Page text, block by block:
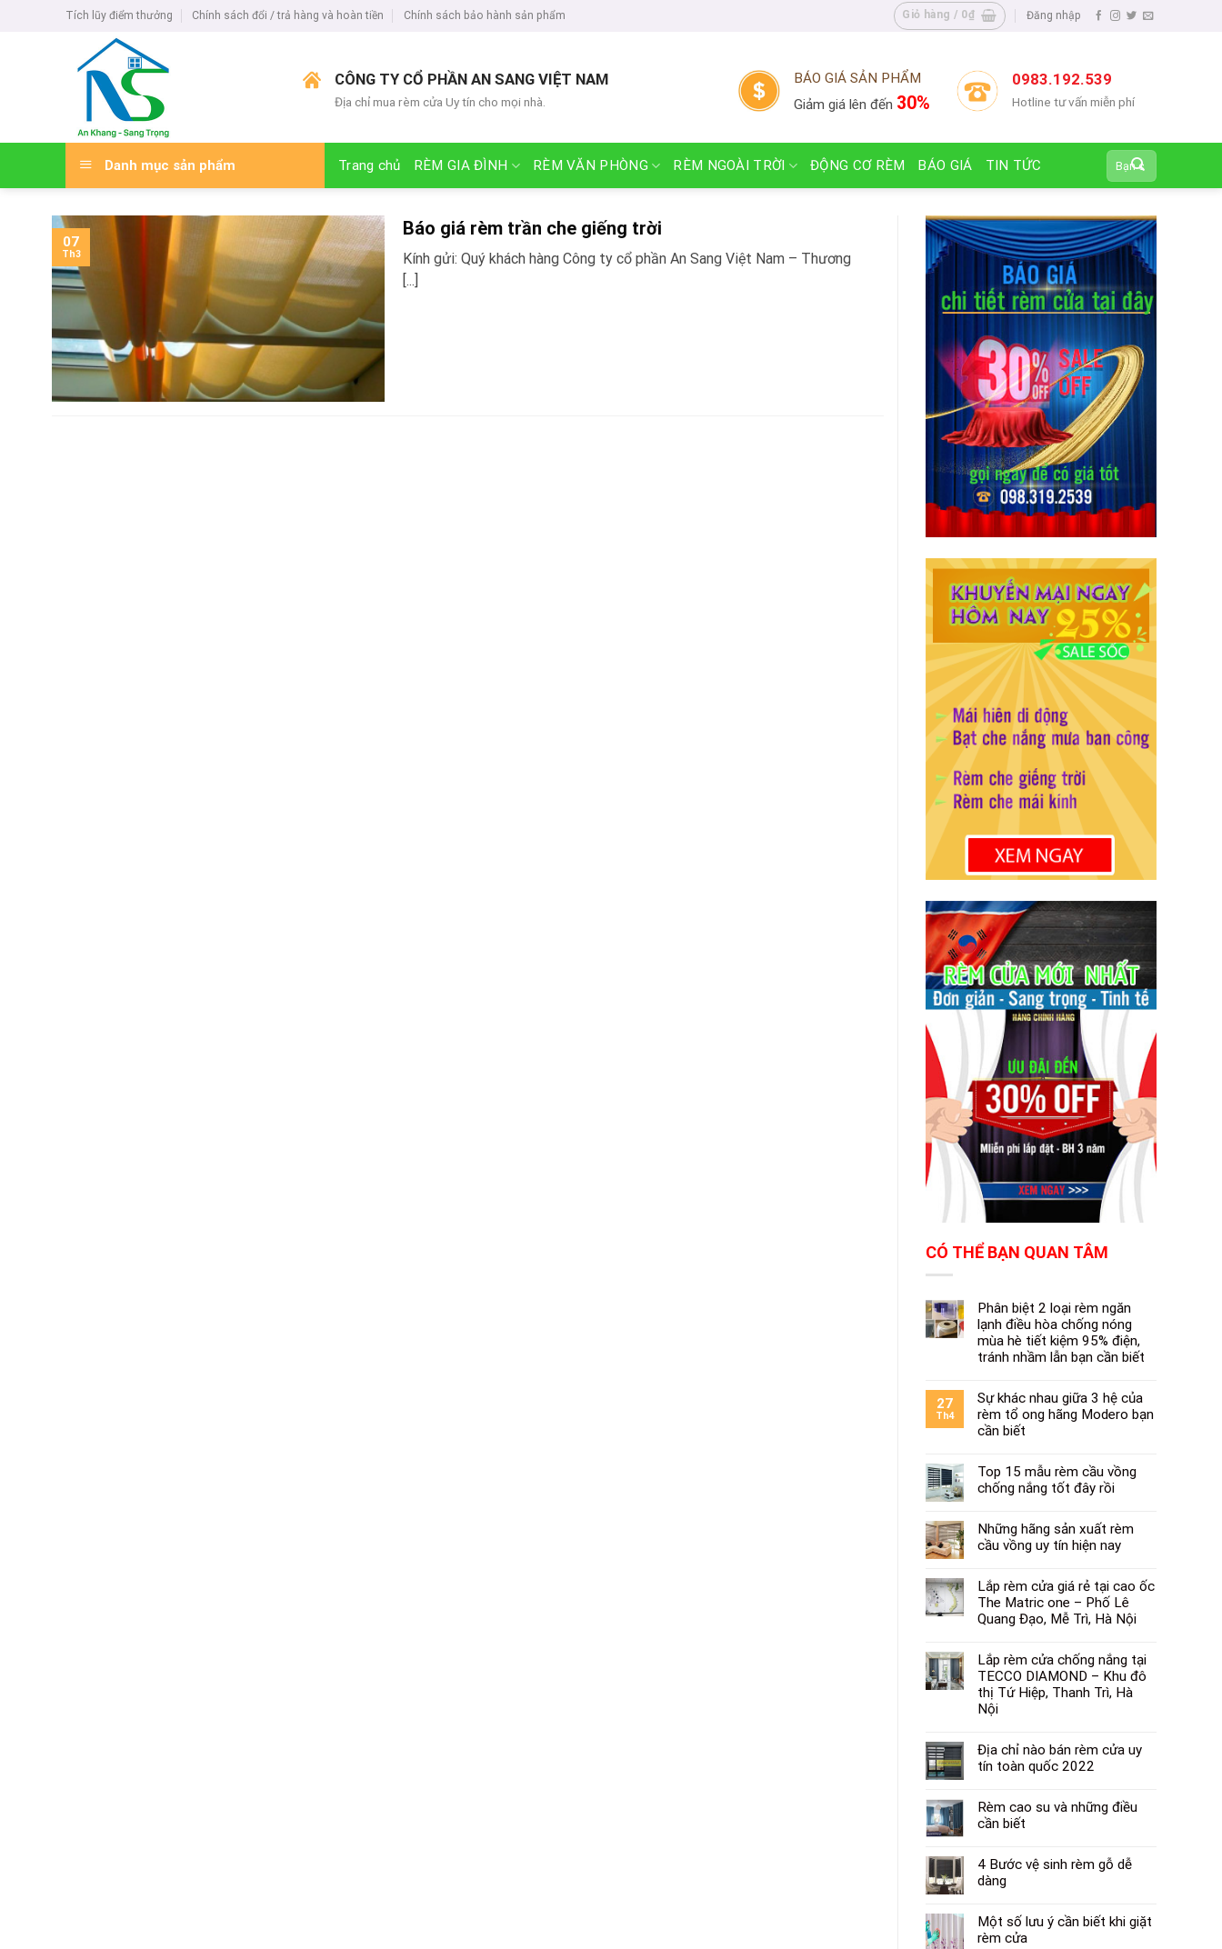
Tích lũy điểm thưởng Chính sách đổi / trả hàng và hoàn tiền Chính sách bảo hành sản phẩm Giỏ hàng / 0₫ Đăng nhập
CÔNG TY CỔ PHẦN AN SANG VIỆT NAM
Địa chỉ mua rèm cửa Uy tín cho mọi nhà.
BÁO GIÁ SẢN PHẨM
Giảm giá lên đến 30%
0983.192.539
Hotline tư vấn miễn phí
Danh mục sản phẩm Trang chủ RÈM GIA ĐÌNH RÈM VĂN PHÒNG RÈM NGOÀI TRỜI ĐỘNG CƠ RÈM BÁO GIÁ TIN TỨC
Tìm
kiếm:
Báo giá rèm trần che giếng trời
Kính gửi: Quý khách hàng Công ty cổ phần An Sang Việt Nam – Thương
[...]
07
Th3
CÓ THỂ BẠN QUAN TÂM
Phân biệt 2 loại rèm ngăn
lạnh điều hòa chống nóng
mùa hè tiết kiệm 95% điện,
tránh nhầm lẫn bạn cần biết
27
Th4
Sự khác nhau giữa 3 hệ của
rèm tổ ong hãng Modero bạn
cần biết
Top 15 mẫu rèm cầu vồng
chống nắng tốt đây rồi
Những hãng sản xuất rèm
cầu vồng uy tín hiện nay
Lắp rèm cửa giá rẻ tại cao ốc
The Matric one – Phố Lê
Quang Đạo, Mễ Trì, Hà Nội
Lắp rèm cửa chống nắng tại
TECCO DIAMOND – Khu đô
thị Tứ Hiệp, Thanh Trì, Hà
Nội
Địa chỉ nào bán rèm cửa uy
tín toàn quốc 2022
Rèm cao su và những điều
cần biết
4 Bước vệ sinh rèm gỗ dễ
dàng
Một số lưu ý cần biết khi giặt
rèm cửa